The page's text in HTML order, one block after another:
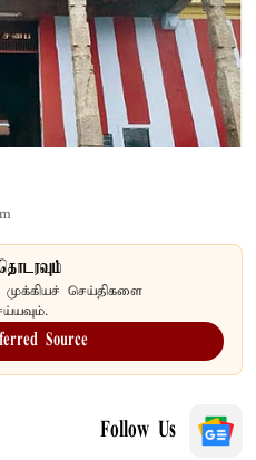
முக்கியச் செய்திகளை
Source
Follow Us